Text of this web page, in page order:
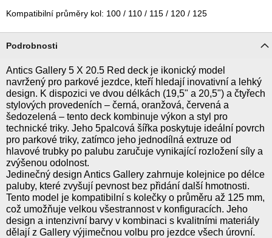
Kompatibilní průměry kol: 100 / 110 / 115 / 120 / 125
Podrobnosti
Antics Gallery 5 X 20.5 Red deck je ikonický model
navržený pro parkové jezdce, kteří hledají inovativní a lehký
design. K dispozici ve dvou délkách (19,5" a 20,5") a čtyřech
stylových provedeních – černá, oranžová, červená a
šedozelená – tento deck kombinuje výkon a styl pro
technické triky. Jeho 5palcová šířka poskytuje ideální povrch
pro parkové triky, zatímco jeho jednodílná extruze od
hlavové trubky po palubu zaručuje vynikající rozložení síly a
zvýšenou odolnost.
Jedinečný design Antics Gallery zahrnuje kolejnice po délce
paluby, které zvyšují pevnost bez přidání další hmotnosti.
Tento model je kompatibilní s kolečky o průměru až 125 mm,
což umožňuje velkou všestrannost v konfiguracích. Jeho
design a intenzivní barvy v kombinaci s kvalitními materiály
dělají z Gallery výjimečnou volbu pro jezdce všech úrovní.